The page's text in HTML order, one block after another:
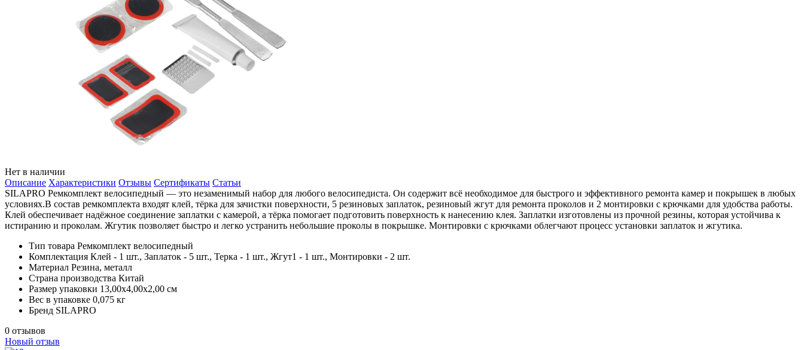
Нет в наличии
Описание Характеристики Отзывы Сертификаты Статьи
SILAPRO Ремкомплект велосипедный — это незаменимый набор для любого велосипедиста. Он содержит всё необходимое для быстрого и эффективного ремонта камер и покрышек в любых
условиях.В состав ремкомплекта входят клей, тёрка для зачистки поверхности, 5 резиновых заплаток, резиновый жгут для ремонта проколов и 2 монтировки с крючками для удобства работы.
Клей обеспечивает надёжное соединение заплатки с камерой, а тёрка помогает подготовить поверхность к нанесению клея. Заплатки изготовлены из прочной резины, которая устойчива к
истиранию и проколам. Жгутик позволяет быстро и легко устранить небольшие проколы в покрышке. Монтировки с крючками облегчают процесс установки заплаток и жгутика.
Тип товара Ремкомплект велосипедный
Комплектация Клей - 1 шт., Заплаток - 5 шт., Терка - 1 шт., Жгут1 - 1 шт., Монтировки - 2 шт.
Материал Резина, металл
Страна производства Китай
Размер упаковки 13,00х4,00х2,00 см
Вес в упаковке 0,075 кг
Бренд SILAPRO
0 отзывов
Новый отзыв